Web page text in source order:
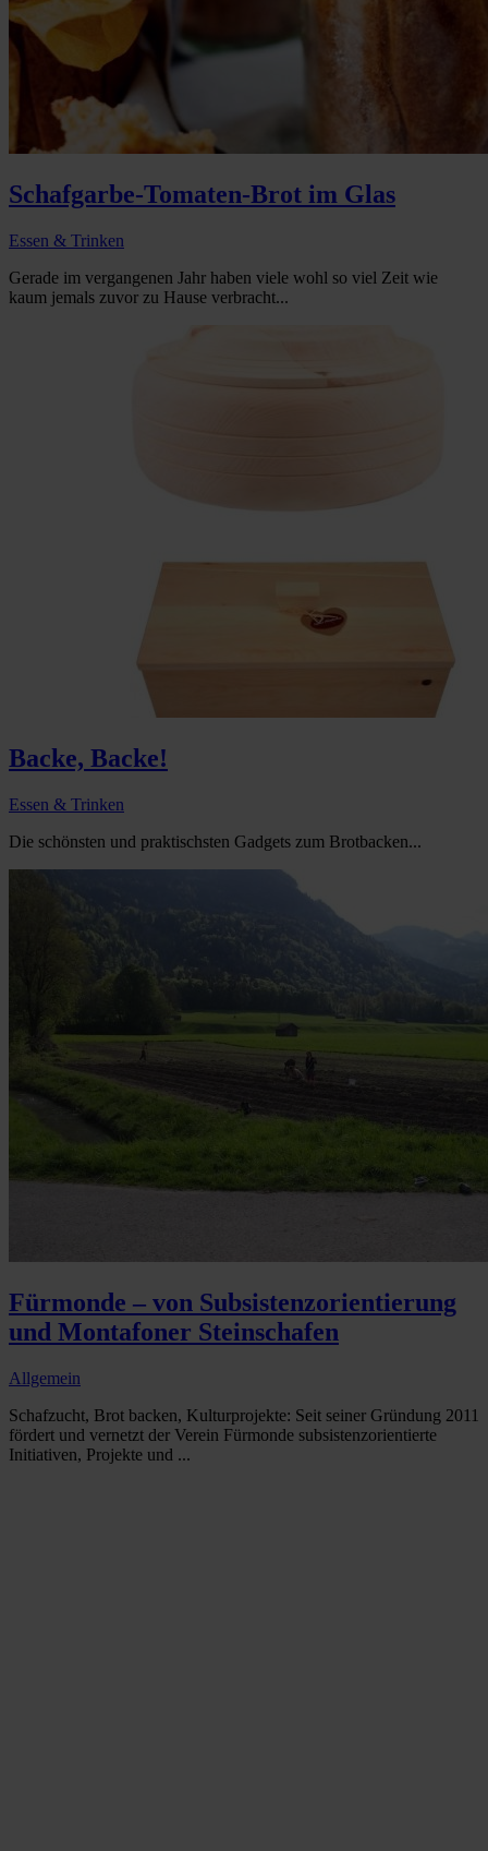
Schafgarbe-Tomaten-Brot im Glas
Essen & Trinken
Gerade im vergangenen Jahr haben viele wohl so viel Zeit wie
kaum jemals zuvor zu Hause verbracht...
Backe, Backe!
Essen & Trinken
Die schönsten und praktischsten Gadgets zum Brotbacken...
Fürmonde – von Subsistenzorientierung
und Montafoner Steinschafen
Allgemein
Schafzucht, Brot backen, Kulturprojekte: Seit seiner Gründung 2011
fördert und vernetzt der Verein Fürmonde subsistenzorientierte
Initiativen, Projekte und ...